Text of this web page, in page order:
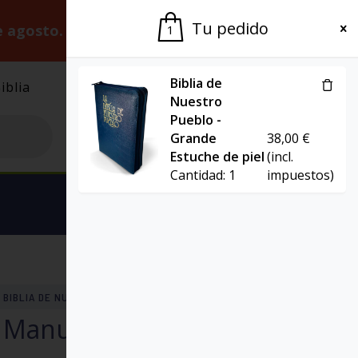
agosto. Gracias por la paciencia.
El Grupo
BIBLIA DE NUESTRO PUEBLO - AMERICA LATINA
1 Tu pedido
Biblia de
Nuestro
Pueblo -
Grande
Estuche de piel
Cantidad: 1
38,00 €
(incl.
impuestos)